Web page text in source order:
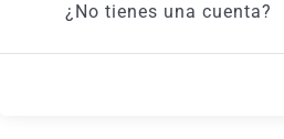
¿No tienes una cuenta?